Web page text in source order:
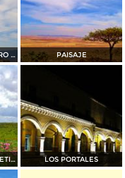
SANTA CRUZ DEL CERRO DEL SOMBRERETILLO PAISAJE
CERRO DEL SOMBRERETILLO LOS PORTALES